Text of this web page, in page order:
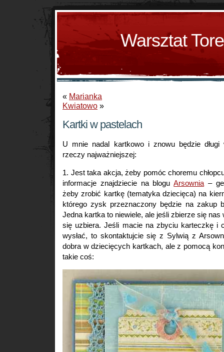
Warsztat
« Marianka
Kwiatowo »
Kartki w pastelach
U mnie nadal kartkowo i znowu będzie
rzeczy najważniejszej:
1. Jest taka akcja, żeby pomóc choremu
informacje znajdziecie na bloguArsownia –
żeby zrobić kartkę (tematyka dziecięca) na
którego zysk przeznaczony będzie na zakup
Jedna kartka to niewiele, ale jeśli zbierze się
się uzbiera. Jeśli macie na zbyciu karteczkę i
wysłać, to skontaktujcie się z Sylwią z
dobra w dziecięcych kartkach, ale z pomocą
takie coś: